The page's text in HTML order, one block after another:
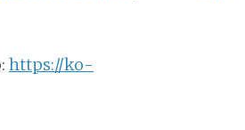
https://ko-